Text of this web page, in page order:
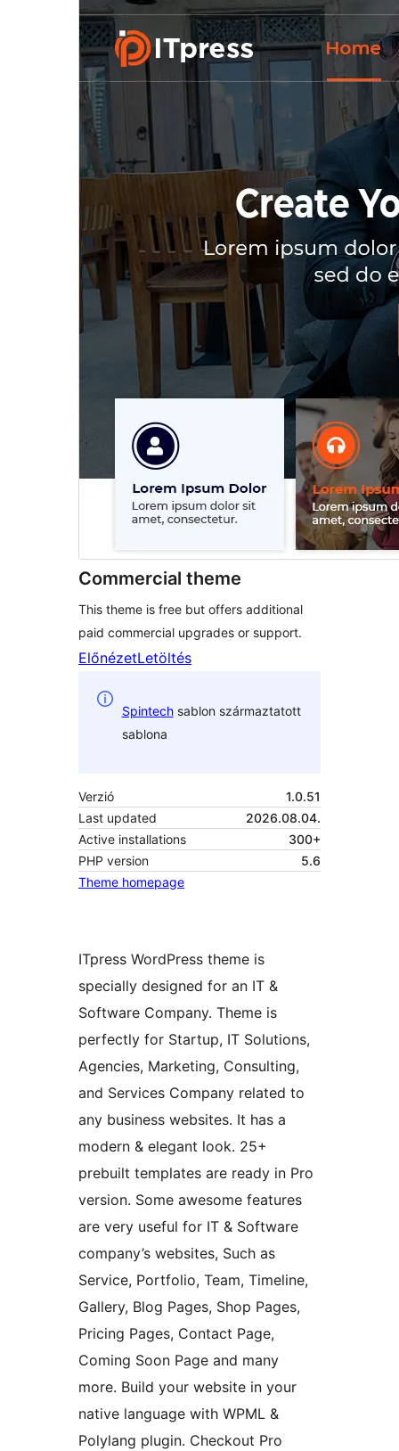
Commercial theme
This theme is free but offers additional
paid commercial upgrades or support.
ElőnézetLetöltés
Spintechsablon származtatott
sablona
Verzió
1.0.51
Last updated
2026.08.04.
Active installations
300+
PHP version
5.6
Theme homepage
ITpress WordPress theme is
specially designed for an IT &
Software Company. Theme is
perfectly for Startup, IT Solutions,
Agencies, Marketing, Consulting,
and Services Company related to
any business websites. It has a
modern & elegant look. 25+
prebuilt templates are ready in Pro
version. Some awesome features
are very useful for IT & Software
company’s websites, Such as
Service, Portfolio, Team, Timeline,
Gallery, Blog Pages, Shop Pages,
Pricing Pages, Contact Page,
Coming Soon Page and many
more. Build your website in your
native language with WPML &
Polylang plugin. Checkout Pro